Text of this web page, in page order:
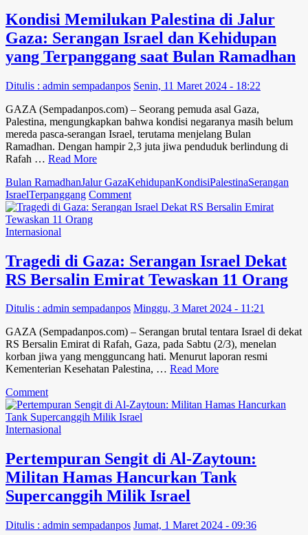
Tarawih
di
Masjid
Al-
Aqsa
Serangan
Kondisi Memilukan Palestina di Jalur
Gaza: Serangan Israel dan Kehidupan
yang Terpanggang saat Bulan Ramadhan
Ditulis : admin sempadanpos Senin, 11 Maret 2024 - 18:22
GAZA (Sempadanpos.com) – Seorang pemuda asal Gaza,
Palestina, mengungkapkan bahwa kondisi negaranya masih belum
mereda pasca-serangan Israel, terutama menjelang Bulan
Ramadhan. Dengan hampir 2,3 juta jiwa penduduk berlindung di
Rafah … Read More
Bulan RamadhanJalur GazaKehidupanKondisiPalestinaSerangan
IsraelTerpanggang Commenton
Kondisi
Jalur
Gaza:
Serangan
dan
Kehidupan
yang
Terpanggang
saat
Bulan
Internasional
Tragedi di Gaza: Serangan Israel Dekat
RS Bersalin Emirat Tewaskan 11 Orang
Ditulis : admin sempadanpos Minggu, 3 Maret 2024 - 11:21
GAZA (Sempadanpos.com) – Serangan brutal tentara Israel di dekat
RS Bersalin Emirat di Rafah, Gaza, pada Sabtu (2/3), menelan
korban jiwa yang mengguncang hati. Menurut laporan resmi
Kementerian Kesehatan Palestina, … Read More
Commenton
Tragedi
di
Gaza:
Israel
Dekat
RS
Bersalin
Emirat
11
Internasional
Pertempuran Sengit di Al-Zaytoun:
Militan Hamas Hancurkan Tank
Supercanggih Milik Israel
Ditulis : admin sempadanpos Jumat, 1 Maret 2024 - 09:36